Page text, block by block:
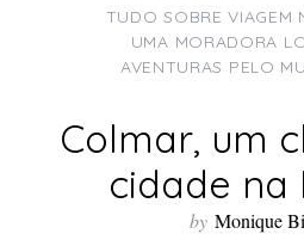
TUDO SOBRE VIAGEM
UMA MORADORA
AVENTURAS PELO
Colmar, um
cidade na
by Monique